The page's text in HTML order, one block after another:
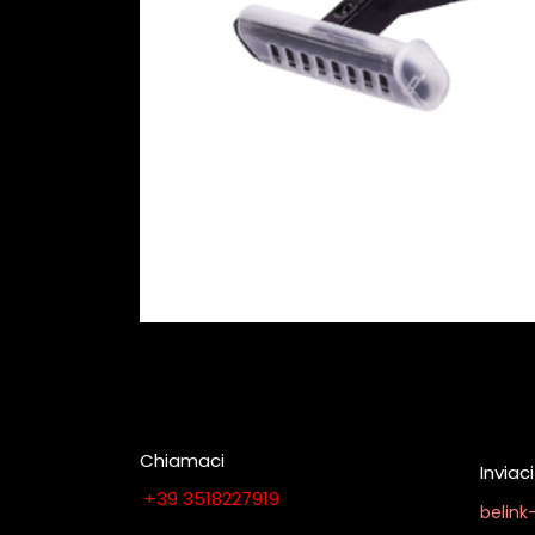
Chiamaci
​​​​​​​​​​​​​​+​3​9​ ​3​5​1​8​2​2​7​9​1​9